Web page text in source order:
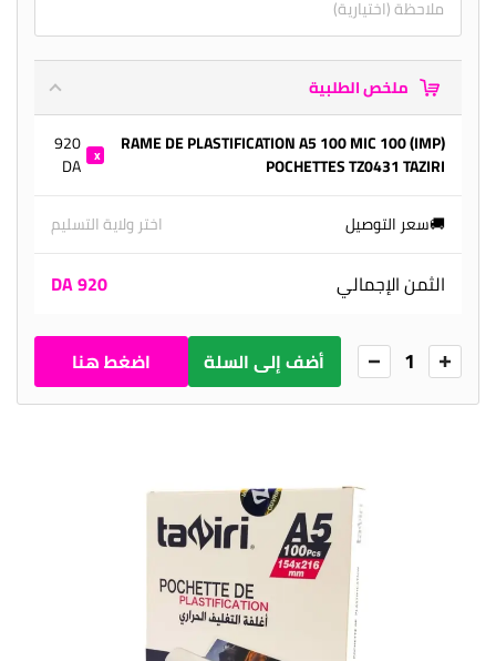
ملخص الطلبية
(IMP) RAME DE PLASTIFICATION A5 100 MIC 100
POCHETTES TZ0431 TAZIRI
1
920
DA
🚚سعر التوصيل
اختر ولاية التسليم
الثمن الإجمالي 920 DA
1 أضف إلى السلة
اضغط هنا
للطلب